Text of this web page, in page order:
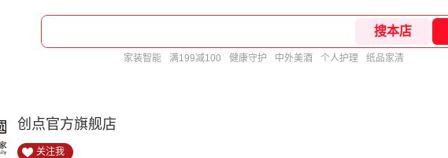
家装智能 满199减100 健康守护 中外美酒 个人护理 纸品家清
创点官方旗舰店
关注我